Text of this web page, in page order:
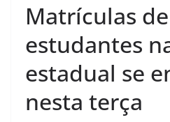
Matrículas de
estudantes
estadual se
nesta terça